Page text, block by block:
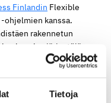
Tietoja
Finlandin Flexible
ohjelmien kanssa.
rakennetun
alan järjestöjä,